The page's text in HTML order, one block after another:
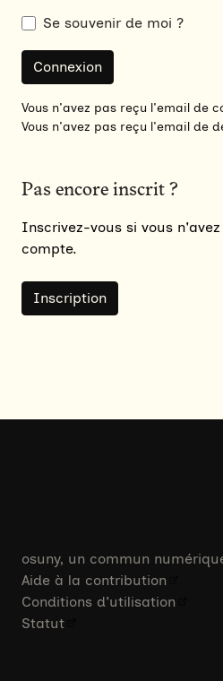
Se souvenir de moi ?
Vous n'avez pas reçu l'email de
Vous n'avez pas reçu l'email de
Pas encore inscrit ?
Inscrivez-vous si vous
compte.
Inscription
osuny, un commun
Aide à la contribution
Conditions d'utilisation
Statut